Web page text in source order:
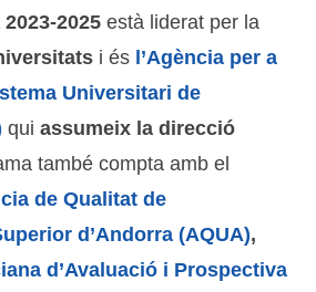
2025 està liderat per la
i és l’Agència per a
Universitari de
quiassumeix la direcció
també compta amb el
de Qualitat de
d’Andorra (AQUA),
d’Avaluació i Prospectiva